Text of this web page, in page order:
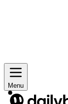
Menu